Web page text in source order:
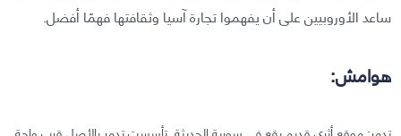
ساعد الأوروبيين على أن يفهموا تجارة آسيا وثقافتها فهمًا أفضل.
هوامش: